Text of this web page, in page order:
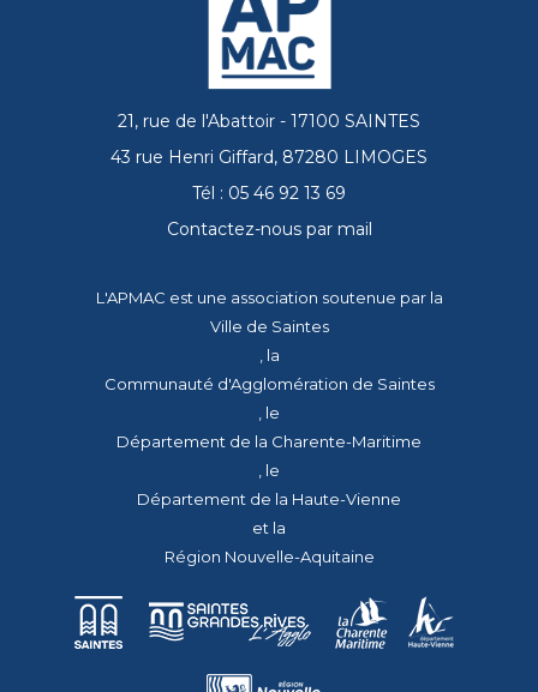
21, rue de l'Abattoir - 17100 SAINTES
43 rue Henri Giffard, 87280 LIMOGES
Tél : 05 46 92 13 69
Contactez-nous par mail
L'APMAC est une association soutenue par la
Ville de Saintes
, la
Communauté d'Agglomération de Saintes
, le
Département de la Charente-Maritime
, le
Département de la Haute-Vienne
et la
Région Nouvelle-Aquitaine